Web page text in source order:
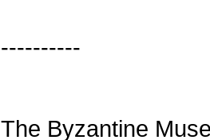
----------
The Byzantine